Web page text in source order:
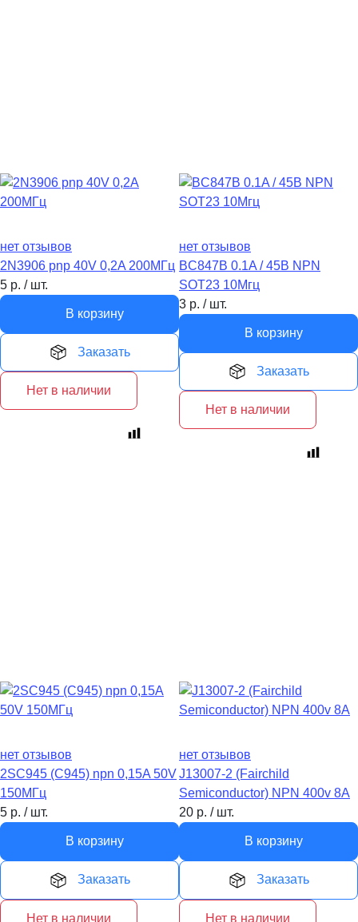
нет отзывов
2N3906 pnp 40V 0,2A 200МГц
5 р. / шт.
В корзину
Заказать
Нет в наличии
нет отзывов
BC847B 0.1A / 45В NPN
SOT23 10Мгц
3 р. / шт.
В корзину
Заказать
Нет в наличии
нет отзывов
2SC945 (C945) npn 0,15A 50V
150MГц
5 р. / шт.
В корзину
Заказать
Нет в наличии
нет отзывов
J13007-2 (Fairchild
Semiconductor) NPN 400v 8A
20 р. / шт.
В корзину
Заказать
Нет в наличии